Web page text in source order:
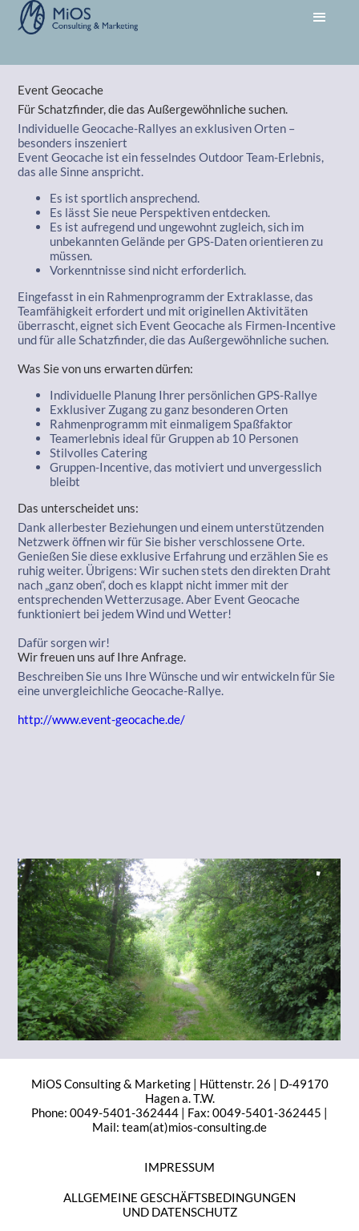
Event Geocache
Für Schatzfinder, die das Außergewöhnliche suchen.
Individuelle Geocache-Rallyes an exklusiven Orten –
besonders inszeniert
Event Geocache ist ein fesselndes Outdoor Team-Erlebnis,
das alle Sinne anspricht.
Es ist sportlich ansprechend.
Es lässt Sie neue Perspektiven entdecken.
Es ist aufregend und ungewohnt zugleich, sich im
unbekannten Gelände per GPS-Daten orientieren zu
müssen.
Vorkenntnisse sind nicht erforderlich.
Eingefasst in ein Rahmenprogramm der Extraklasse, das
Teamfähigkeit erfordert und mit originellen Aktivitäten
überrascht, eignet sich Event Geocache als Firmen-Incentive
und für alle Schatzfinder, die das Außergewöhnliche suchen.
Was Sie von uns erwarten dürfen:
Individuelle Planung Ihrer persönlichen GPS-Rallye
Exklusiver Zugang zu ganz besonderen Orten
Rahmenprogramm mit einmaligem Spaßfaktor
Teamerlebnis ideal für Gruppen ab 10 Personen
Stilvolles Catering
Gruppen-Incentive, das motiviert und unvergesslich
bleibt
Das unterscheidet uns:
Dank allerbester Beziehungen und einem unterstützenden
Netzwerk öffnen wir für Sie bisher verschlossene Orte.
Genießen Sie diese exklusive Erfahrung und erzählen Sie es
ruhig weiter. Übrigens: Wir suchen stets den direkten Draht
nach „ganz oben“, doch es klappt nicht immer mit der
entsprechenden Wetterzusage. Aber Event Geocache
funktioniert bei jedem Wind und Wetter!
Dafür sorgen wir!
Wir freuen uns auf Ihre Anfrage.
Beschreiben Sie uns Ihre Wünsche und wir entwickeln für Sie
eine unvergleichliche Geocache-Rallye.
http://www.event-geocache.de/
MiOS Consulting & Marketing | Hüttenstr. 26 | D-49170
Hagen a. T.W.
Phone: 0049-5401-362444 | Fax: 0049-5401-362445 |
Mail: team(at)mios-consulting.de
IMPRESSUM
ALLGEMEINE GESCHÄFTSBEDINGUNGEN
UND DATENSCHUTZ